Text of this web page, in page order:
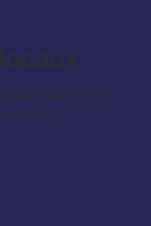
des Valeurs
Abidjan